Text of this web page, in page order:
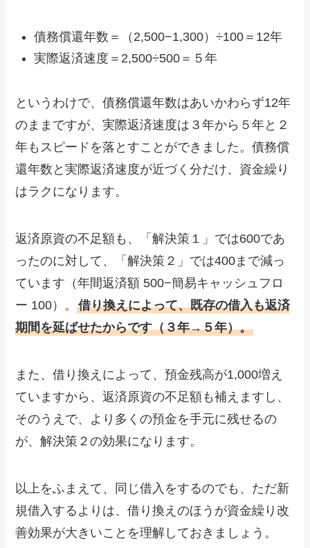
債務償還年数＝（2,500−1,300）÷100＝12年
実際返済速度＝2,500÷500＝５年
というわけで、債務償還年数はあいかわらず12年
のままですが、実際返済速度は３年から５年と２
年もスピードを落とすことができました。債務償
還年数と実際返済速度が近づく分だけ、資金繰り
はラクになります。
返済原資の不足額も、「解決策１」では600であ
ったのに対して、「解決策２」では400まで減っ
ています（年間返済額 500−簡易キャッシュフロ
ー 100）。借り換えによって、既存の借入も返済
期間を延ばせたからです（３年→５年）。
また、借り換えによって、預金残高が1,000増え
ていますから、返済原資の不足額も補えますし、
そのうえで、より多くの預金を手元に残せるの
が、解決策２の効果になります。
以上をふまえて、同じ借入をするのでも、ただ新
規借入するよりは、借り換えのほうが資金繰り改
善効果が大きいことを理解しておきましょう。